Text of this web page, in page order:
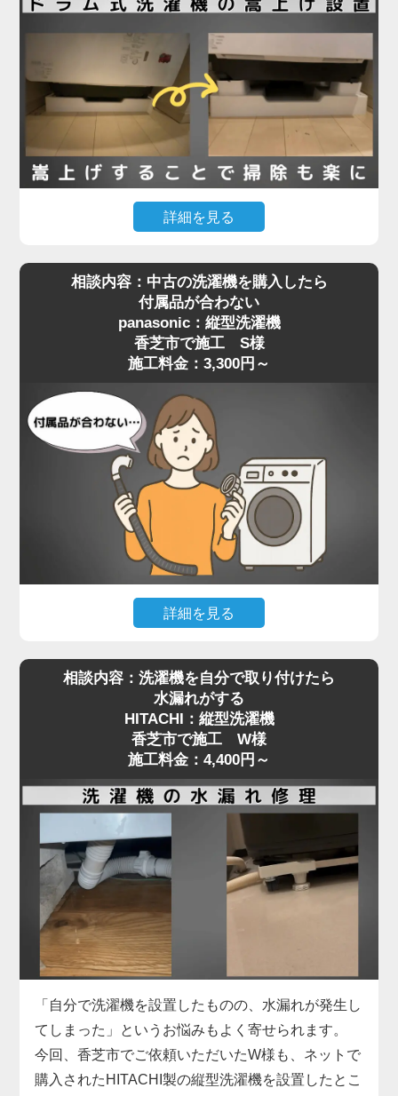
栓金具）が本体と干渉してしまい、奥まで入らず断
念されたとのことでした。
現地確認のうえ、干渉の原因が水栓の出っ張りであ
ることを特定。そこで、出幅の少ない「壁ピタ水
栓」に交換することで、洗濯機がすっきり収まるス
ペースを確保しました。その後、洗濯機を慎重に搬
入・設置し、給水・排水ホースの接続、動作確認ま
で丁寧に対応。施工料金は13,780円～で、機器の扱
いが難しい場所でもしっかりサポートしています。
洗濯機取り付けは「置くだけ」では済まない場合も
多く、ちょっとした配管や水栓の干渉が障害になる
ことがあります。設置でお困りの際は、ぜひ専門業
者へご相談ください。プロの目線で、的確な対応を
ご提案いたします。
詳細を見る
圧洗浄に対応するには、洗濯機を嵩上げしないとい
けない」と管理会社から案内されたものの、「洗濯
機が重すぎて持ち上げられない」というお悩みで、
香芝市でご依頼いただいたK様の施工事例をご紹介
設置されていたのは、Panasonicのドラム式洗濯
機。一般的な縦型と比べて本体が非常に重く、ご自
身で嵩上げ台を取り付けるのは現実的ではありませ
んでした。当店では、専用の工具で熟練のスタッフ
が慎重に本体を持ち上げ、水平を保ったまま嵩上げ
台を正しく設置。わずかな傾きでも動作や振動に影
響が出るため、細部まで調整しながら施工を進めま
施工後は洗濯機の下に空間ができたことで、今後の
配管清掃もスムーズに行える状態に。施工料金は
洗濯機取り付けにおける嵩上げ作業は、重量物の取
り扱いと設置バランスが重要。プロの手による確実
な設置をご希望の方は、ぜひ一度ご相談ください。
安全かつ丁寧に対応いたします。
相談内容：中古の洗濯機を購入したら
付属品が合わない
panasonic：縦型洗濯機
香芝市で施工 S様
施工料金：3,300円～
詳細を見る
で、状態の良い中古の洗濯機を購入される方も増え
ていますが、**実際に設置しようとした際に「付属
品が合わない」といったトラブルも少なくありませ
ん。香芝市で施工をご依頼いただいたS様も、中古
で購入されたPanasonicの縦型洗濯機の取り付けに
お困りでした。
具体的には、給水ホースの形状がご自宅の水栓と合
わず、さらに排水ホースも短くて排水口まで届かな
い状態。当店では、現地の設備に合った専用の給水
ホースをその場で用意し、排水ホースも延長パーツ
で対応。しっかりと固定・接続を行い、動作確認ま
で丁寧にサポートしました。施工料金は3,300円～
で、無駄な出費を抑えつつ、安全に取り付けを完了
しています。
洗濯機取り付けは、本体だけでなく「設置環境に合
った付属品の選定」がとても重要です。特に中古品
の場合、部品の欠品や劣化があることも多いため、
相談内容：洗濯機を自分で取り付けたら
水漏れがする
HITACHI：縦型洗濯機
香芝市で施工 W様
施工料金：4,400円～
「自分で洗濯機を設置したものの、水漏れが発生し
てしまった」というお悩みもよく寄せられます。
今回、香芝市でご依頼いただいたW様も、ネットで
購入されたHITACHI製の縦型洗濯機を設置したとこ